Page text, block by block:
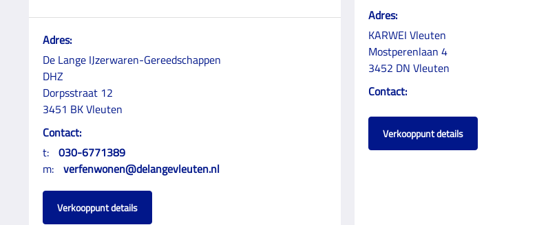
Adres:
De Lange IJzerwaren-Gereedschappen
DHZ
Dorpsstraat 12
3451 BK Vleuten
Contact:
t: 030-6771389
m: verfenwonen@delangevleuten.nl
Verkooppunt details
Adres:
KARWEI Vleuten
Mostperenlaan 4
3452 DN Vleuten
Contact:
Verkooppunt details